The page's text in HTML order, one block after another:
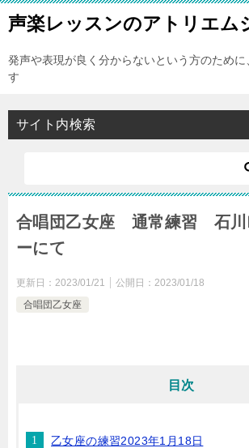
声楽レッスンのアトリエム
発声や表現が良く分からないという方のために
す
サイト内検索
合唱団乙女座 通常練習 石川
ーにて
更新日： 2023/01/21 公開日： 2023/01/18
合唱団乙女座
目次
乙女座の練習2023年1月18日